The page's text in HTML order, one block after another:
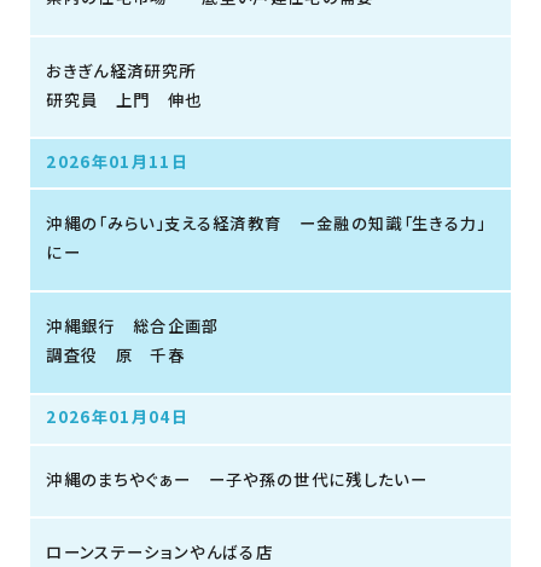
おきぎん経済研究所
研究員 上門 伸也
2026年01月11日
沖縄の「みらい」支える経済教育 ー金融の知識「生きる力」
にー
沖縄銀行 総合企画部
調査役 原 千春
2026年01月04日
沖縄のまちやぐぁー ー子や孫の世代に残したいー
ローンステーションやんばる店